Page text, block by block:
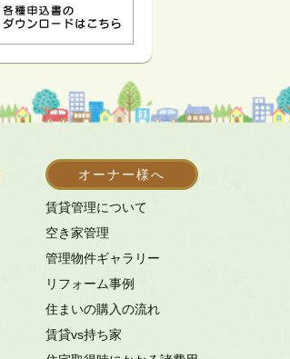
オーナー様へ
賃貸管理について
空き家管理
管理物件ギャラリー
リフォーム事例
住まいの購入の流れ
賃貸vs持ち家